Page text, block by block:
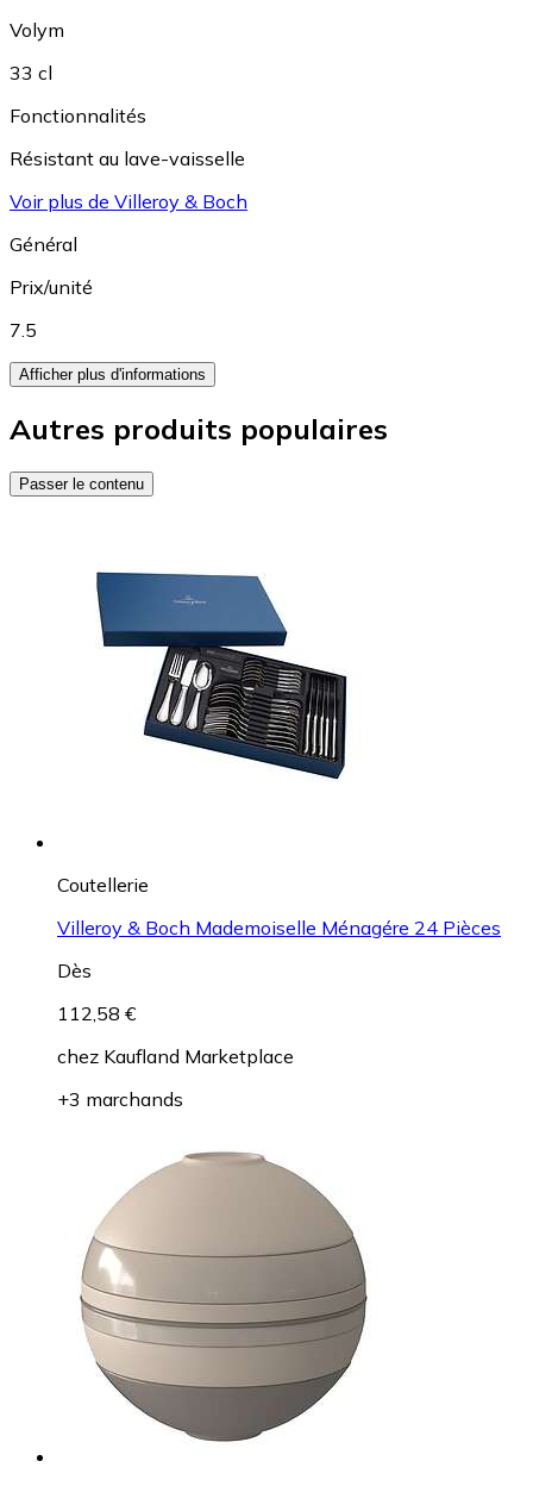
Volym
33 cl
Fonctionnalités
Résistant au lave-vaisselle
Voir plus de Villeroy & Boch
Général
Prix/unité
7.5
Afficher plus d'informations
Autres produits populaires
Passer le contenu
Coutellerie
Villeroy & Boch Mademoiselle Ménagére 24 Pièces
Dès
112,58 €
chez Kaufland Marketplace
+3 marchands